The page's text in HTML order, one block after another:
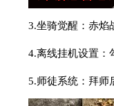
3.坐骑觉醒：赤焰
4.离线挂机设置：
5.师徒系统：拜师